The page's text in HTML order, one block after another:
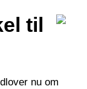
til
nu om